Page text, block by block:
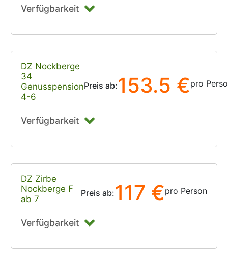
Verfügbarkeit
DZ Nockberge
34
Genusspension
4-6
Preis ab:153.5 €pro
Verfügbarkeit
DZ Zirbe
Nockberge F
ab 7
Preis ab:117 €pro Person
Verfügbarkeit